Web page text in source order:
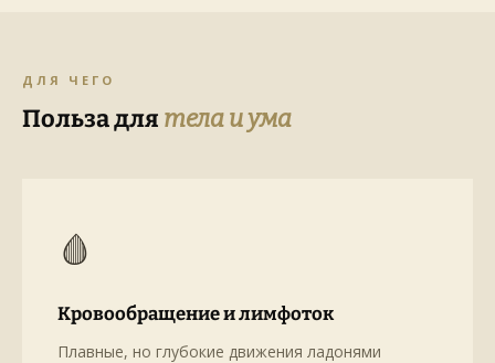
ДЛЯ ЧЕГО
Польза для тела и ума
🩸
Кровообращение и лимфоток
Плавные, но глубокие движения ладонями